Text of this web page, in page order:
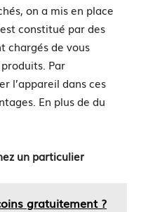
on a mis en place
constitué par des
chargés de vous
Par
l’appareil dans ces
En plus de du
un particulier
gratuitement ?